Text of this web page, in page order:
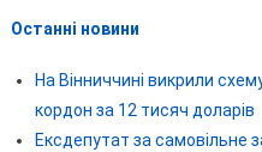
Останні новини
На Вінниччині викрили
кордон за 12 тисяч доларів
Ексдепутат за самовільне